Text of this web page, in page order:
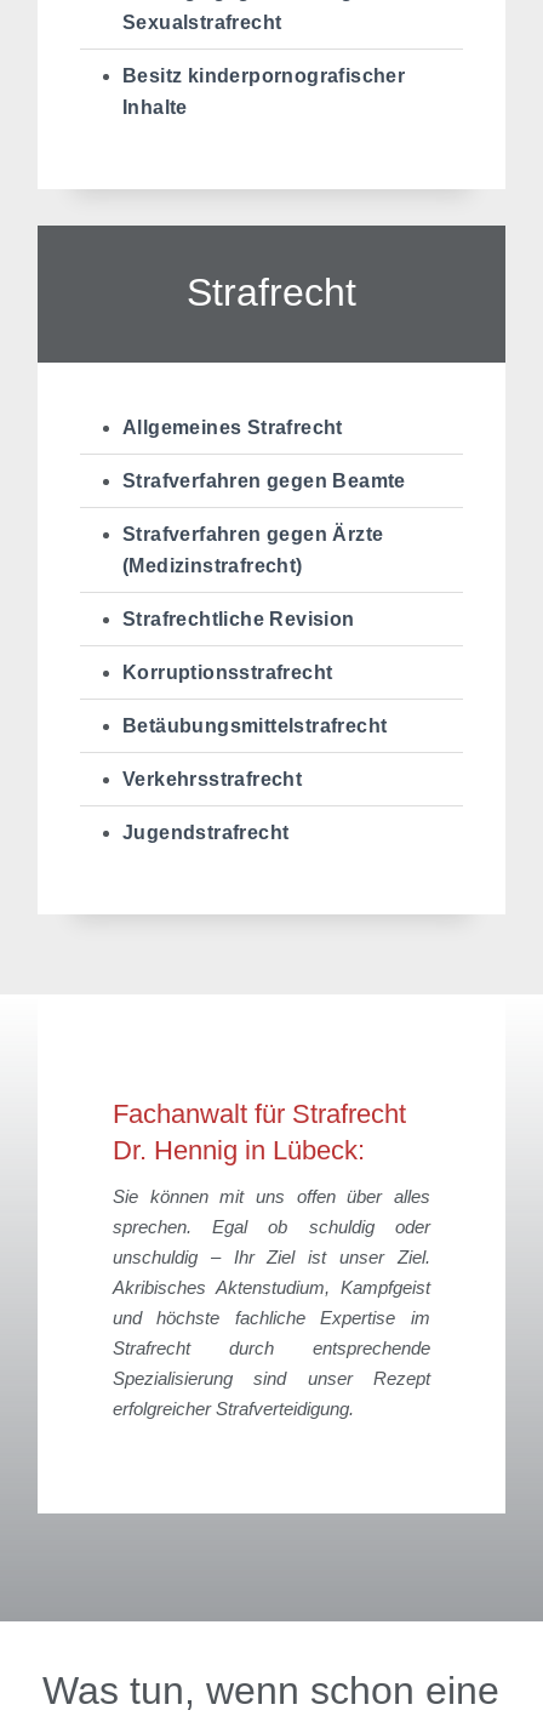
Sexualstrafrecht
Besitz kinderpornografischer
Inhalte
Strafrecht
Allgemeines Strafrecht
Strafverfahren gegen Beamte
Strafverfahren gegen Ärzte
(Medizinstrafrecht)
Strafrechtliche Revision
Korruptionsstrafrecht
Betäubungsmittelstrafrecht
Verkehrsstrafrecht
Jugendstrafrecht
Fachanwalt für Strafrecht
Dr. Hennig in Lübeck:
Sie können mit uns offen über alles
sprechen. Egal ob schuldig oder
unschuldig – Ihr Ziel ist unser Ziel.
Akribisches Aktenstudium, Kampfgeist
und höchste fachliche Expertise im
Strafrecht durch entsprechende
Spezialisierung sind unser Rezept
erfolgreicher Strafverteidigung.
Was tun, wenn schon eine